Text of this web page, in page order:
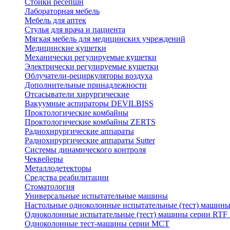
Стойки ресепшн
Лабораторная мебель
Мебель для аптек
Стулья для врача и пациента
Мягкая мебель для медицинских учреждений
Медицинские кушетки
Механически регулируемые кушетки
Электрически регулируемые кушетки
Облучатели-рециркуляторы воздуха
Дополнительные принадлежности
Отсасыватели хирургические
Вакуумные аспираторы DEVILBISS
Проктологические комбайны
Проктологические комбайны ZERTS
Радиохирургические аппараты
Радиохирургические аппараты Sutter
Системы динамического контроля
Чеквейеры
Металлодетекторы
Средства реабилитации
Стоматология
Универсальные испытательные машины
Настольные одноколонные испытательные (тест)
Одноколонные испытательные (тест) машины серии RTF
Одноколонные тест-машины серии MCT